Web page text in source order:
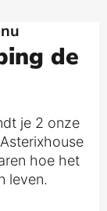
de
je 2 onze
hoe het
leven.